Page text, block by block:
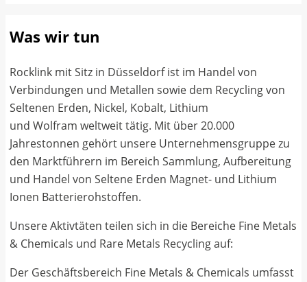
Was wir tun
Rocklink mit Sitz in Düsseldorf ist im Handel von
Verbindungen und Metallen sowie dem Recycling von
Seltenen Erden, Nickel, Kobalt, Lithium
und Wolfram weltweit tätig. Mit über 20.000
Jahrestonnen gehört unsere Unternehmensgruppe zu
den Marktführern im Bereich Sammlung, Aufbereitung
und Handel von Seltene Erden Magnet- und Lithium
Ionen Batterierohstoffen.
Unsere Aktivtäten teilen sich in die Bereiche Fine Metals
& Chemicals und Rare Metals Recycling auf:
Der Geschäftsbereich Fine Metals & Chemicals umfasst